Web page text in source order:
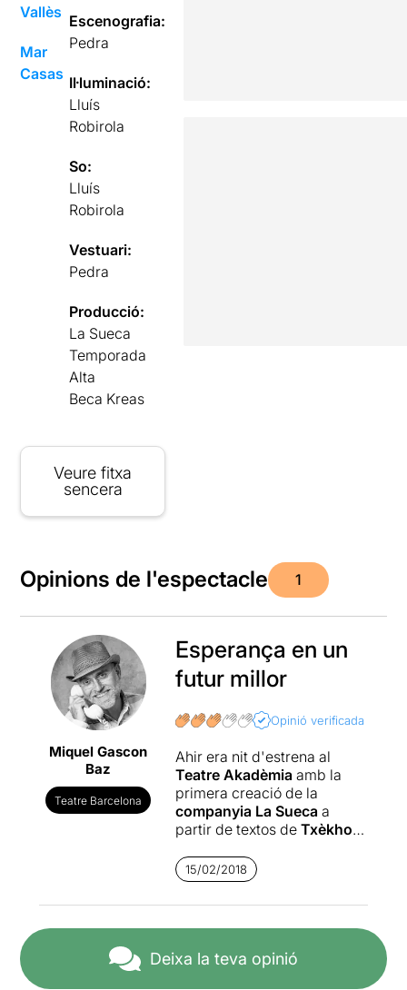
Vallès
Mar
Casas
Escenografia:
Pedra
Il·luminació:
Lluís
Robirola
So:
Lluís
Robirola
Vestuari:
Pedra
Producció:
La Sueca
Temporada
Alta
Beca Kreas
Veure fitxa
sencera
Opinions de l'espectacle 1
Miquel Gascon
Baz
Teatre Barcelona
Esperança en un
futur millor
Opinió verificada
Ahir era nit d'estrena al
Teatre Akadèmia amb la
primera creació de la
companyia La Sueca a
partir de textos de Txèkhov.
Dirigides per
Cervià, les actrius
Casas,Clara Garcési
femenins més emblemàtics
de l'autor rus, personatges
15/02/2018
Deixa la teva opinió